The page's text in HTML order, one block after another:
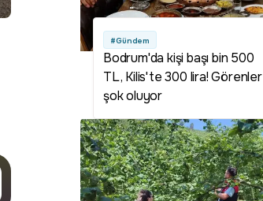
#Gündem
Bodrum'da kişi başı bin 500
TL, Kilis'te 300 lira! Görenler
şok oluyor